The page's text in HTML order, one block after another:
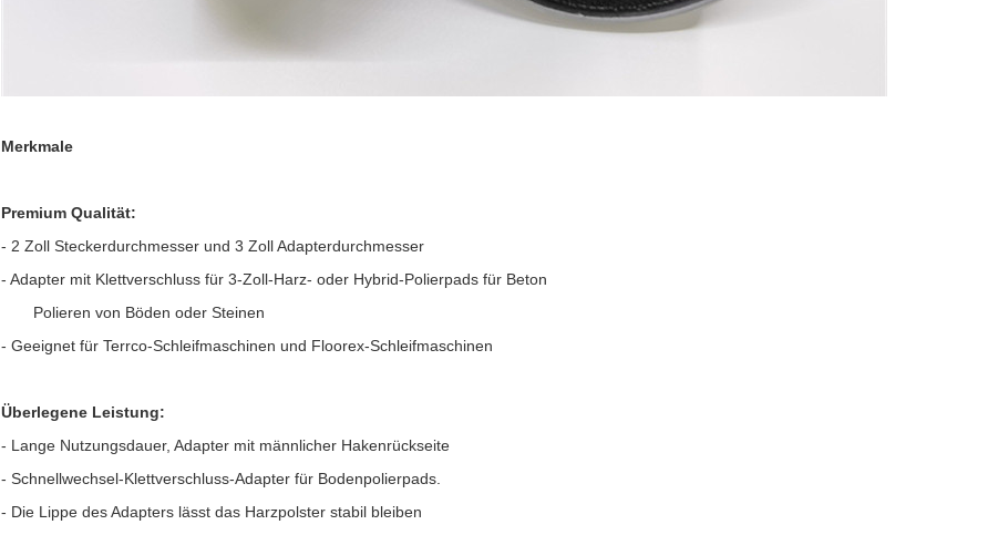
Merkmale
Premium Qualität:
- 2 Zoll Steckerdurchmesser und 3 Zoll Adapterdurchmesser
- Adapter mit Klettverschluss für 3-Zoll-Harz- oder Hybrid-Polierpads für Beton
Polieren von Böden oder Steinen
- Geeignet für Terrco-Schleifmaschinen und Floorex-Schleifmaschinen
Überlegene Leistung:
- Lange Nutzungsdauer, Adapter mit männlicher Hakenrückseite
- Schnellwechsel-Klettverschluss-Adapter für Bodenpolierpads.
- Die Lippe des Adapters lässt das Harzpolster stabil bleiben